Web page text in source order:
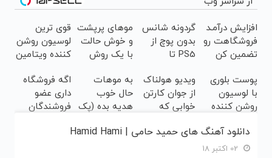
افزایش درآمـد
فروشگاهت رو
تضمین کن
گردونه شانس
بدون پوچ از
PS5 تا
بیت کوین 🔥
موهای پرپشت
و خوش حالت
با یک روش
قوی ترین
لوسیون روشن
کننده ویتامین
خورد
پوست بلوری
با لوسیون
روشن کننده
محدود)
ویدیو هولناک
از جوان کارتن
خوابی که
آموزش رایگان
به موهات
حال خوب
هدیه بده (پک
جلبک با
اگه فروشگاه
داری عضو
فروشندگان
فروش رو بالا
دانلود آهنگ های حمید حامی | Hamid Hami